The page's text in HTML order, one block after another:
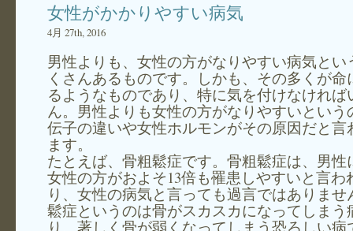
女性がかかりやすい病気
4月 27th, 2016
男性よりも、女性の方がなりやすい病気とい
くさんあるものです。しかも、その多くが命
るようなものであり、特に気を付けなければ
ん。男性よりも女性の方がなりやすいという
伝子の違いや女性ホルモンがその原因だと言
ます。
たとえば、骨粗鬆症です。骨粗鬆症は、男性
女性の方がおよそ13倍も罹患しやすいと言わ
り、女性の病気と言っても過言ではありませ
鬆症というのは骨がスカスカになってしまう
り、著しく骨が弱くなってしまう恐ろしい病